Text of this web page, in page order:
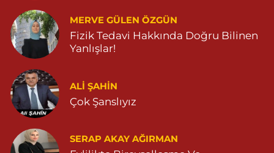
MERVE GÜLEN ÖZGÜN
Fizik Tedavi Hakkında Doğru Bilinen
Yanlışlar!
ALI ŞAHİN
Çok Şanslıyız
SERAP AKAY AĞIRMAN